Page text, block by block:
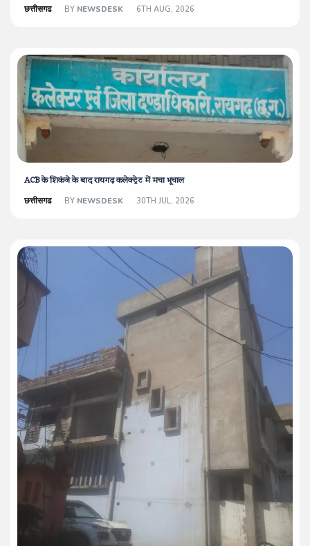
छत्तीसगढ BY NEWSDESK 6TH AUG, 2026
ACB के शिकंजे के बाद रायगढ़ कलेक्ट्रेट में मचा भूचाल
छत्तीसगढ BY NEWSDESK 30TH JUL, 2026